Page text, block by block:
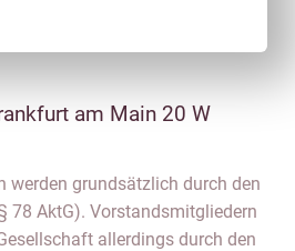
am Main 20 W
werden grundsätzlich durch den
78 AktG). Vorstandsmitgliedern
allerdings durch den